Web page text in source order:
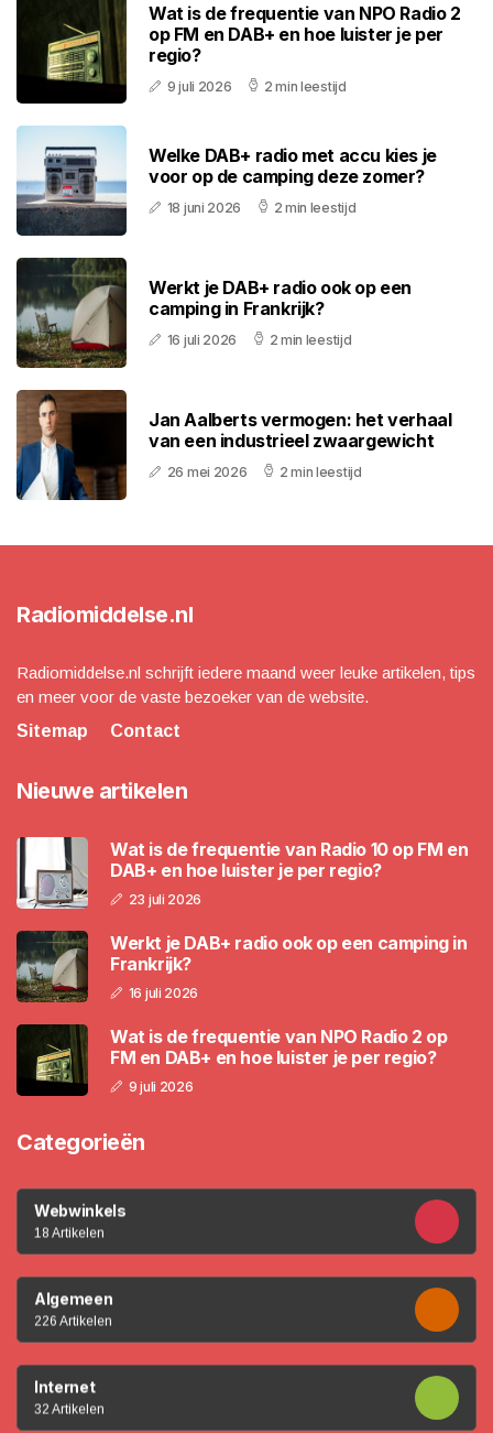
Wat is de frequentie van NPO Radio 2
op FM en DAB+ en hoe luister je per
regio?
9 juli 2026 2 min leestijd
Welke DAB+ radio met accu kies je
voor op de camping deze zomer?
18 juni 2026 2 min leestijd
Werkt je DAB+ radio ook op een
camping in Frankrijk?
16 juli 2026 2 min leestijd
Jan Aalberts vermogen: het verhaal
van een industrieel zwaargewicht
26 mei 2026 2 min leestijd
Radiomiddelse.nl
Radiomiddelse.nl schrijft iedere maand weer leuke artikelen, tips
en meer voor de vaste bezoeker van de website.
Sitemap
Contact
Nieuwe artikelen
Wat is de frequentie van Radio 10 op FM en
DAB+ en hoe luister je per regio?
23 juli 2026
Werkt je DAB+ radio ook op een camping in
Frankrijk?
16 juli 2026
Wat is de frequentie van NPO Radio 2 op
FM en DAB+ en hoe luister je per regio?
9 juli 2026
Categorieën
Webwinkels
18 Artikelen
Algemeen
226 Artikelen
Internet
32 Artikelen